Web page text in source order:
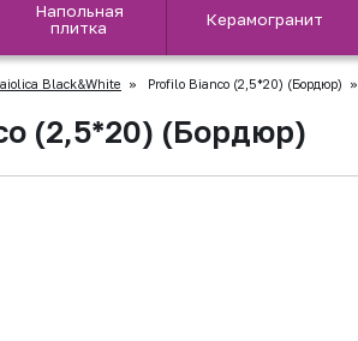
Напольная
плитка
Керамогранит
Black&White » Profilo Bianco (2,5*20) (Бордюр) »
(2,5*20) (Бордюр)